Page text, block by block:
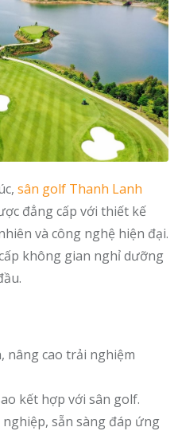
sân golf Thanh Lanh
đẳng cấp với thiết kế
và công nghệ hiện đại.
không gian nghỉ dưỡng
cao trải nghiệm
kết hợp với sân golf.
sẵn sàng đáp ứng